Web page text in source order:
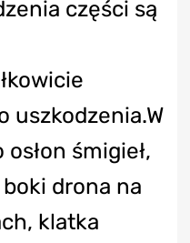
części są
uszkodzenia.W
śmigieł,
drona na
klatka